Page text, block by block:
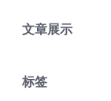
文章展示
标签